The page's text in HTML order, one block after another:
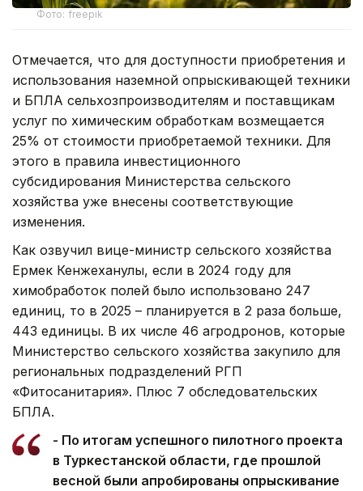
Фото: freepik
Отмечается, что для доступности приобретения и
использования наземной опрыскивающей техники
и БПЛА сельхозпроизводителям и поставщикам
услуг по химическим обработкам возмещается
25% от стоимости приобретаемой техники. Для
этого в правила инвестиционного
субсидирования Министерства сельского
хозяйства уже внесены соответствующие
изменения.
Как озвучил вице-министр сельского хозяйства
Ермек Кенжеханулы, если в 2024 году для
химобработок полей было использовано 247
единиц, то в 2025 – планируется в 2 раза больше,
443 единицы. В их числе 46 агродронов, которые
Министерство сельского хозяйства закупило для
региональных подразделений РГП
«Фитосанитария». Плюс 7 обследовательских
БПЛА.
- По итогам успешного пилотного проекта
в Туркестанской области, где прошлой
весной были апробированы опрыскивание